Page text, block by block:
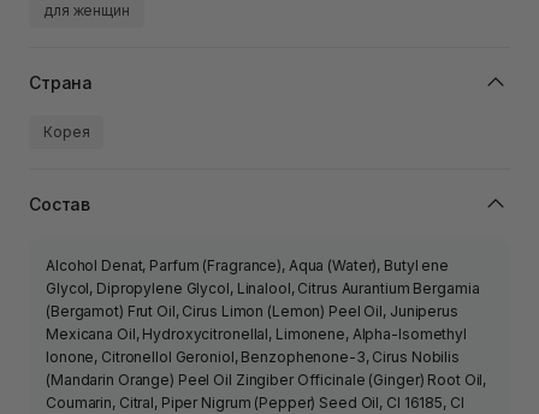
для женщин
Страна
Корея
Состав
Alcohol Denat, Parfum (Fragrance), Aqua (Water), Butyl ene
Glycol, Dipropylene Glycol, Linalool, Citrus Aurantium Bergamia
(Bergamot) Frut Oil, Cirus Limon (Lemon) Peel Oil, Juniperus
Mexicana Oil, Hydroxycitronellal, Limonene, Alpha-Isomethyl
lonone, Citronellol Geroniol, Benzophenone-3, Cirus Nobilis
(Mandarin Orange) Peel Oil Zingiber Officinale (Ginger) Root Oil,
Coumarin, Citral, Piper Nigrum (Pepper) Seed Oil, Cl 16185, Cl